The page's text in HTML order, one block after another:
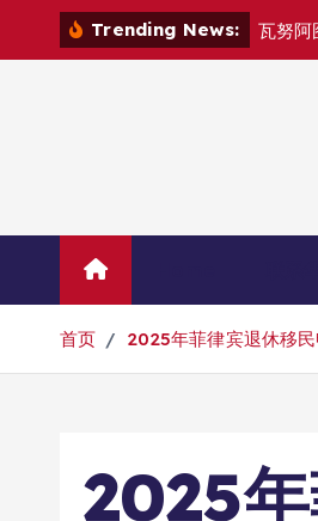
Trending News: 瓦努阿
首页 2025年菲律宾退休移
2025